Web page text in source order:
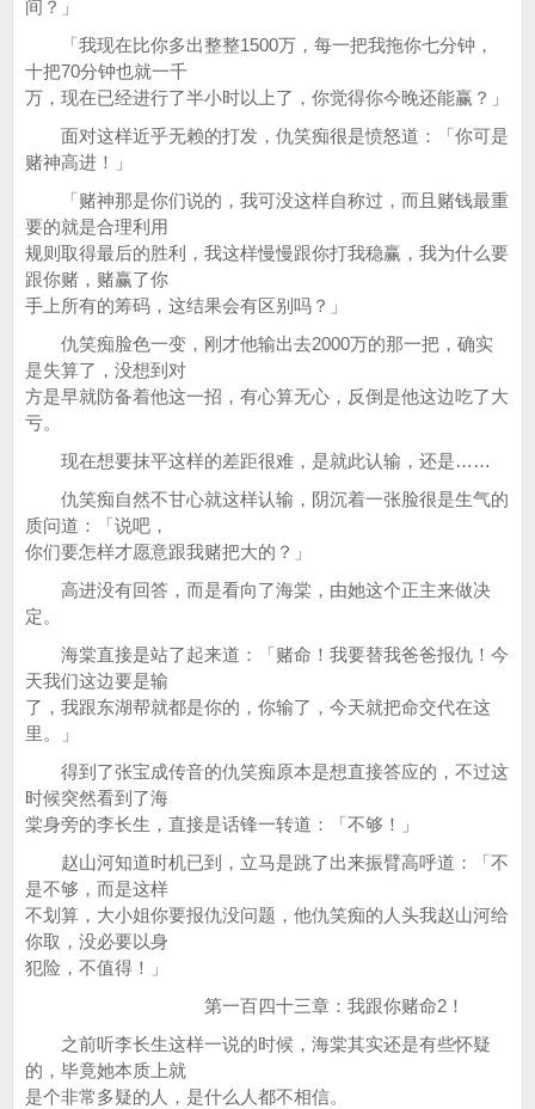
间？」
「我现在比你多出整整1500万，每一把我拖你七分钟，
十把70分钟也就一千
万，现在已经进行了半小时以上了，你觉得你今晚还能赢？」
面对这样近乎无赖的打发，仇笑痴很是愤怒道：「你可是
赌神高进！」
「赌神那是你们说的，我可没这样自称过，而且赌钱最重
要的就是合理利用
规则取得最后的胜利，我这样慢慢跟你打我稳赢，我为什么要
跟你赌，赌赢了你
手上所有的筹码，这结果会有区别吗？」
仇笑痴脸色一变，刚才他输出去2000万的那一把，确实
是失算了，没想到对
方是早就防备着他这一招，有心算无心，反倒是他这边吃了大
亏。
现在想要抹平这样的差距很难，是就此认输，还是……
仇笑痴自然不甘心就这样认输，阴沉着一张脸很是生气的
质问道：「说吧，
你们要怎样才愿意跟我赌把大的？」
高进没有回答，而是看向了海棠，由她这个正主来做决
定。
海棠直接是站了起来道：「赌命！我要替我爸爸报仇！今
天我们这边要是输
了，我跟东湖帮就都是你的，你输了，今天就把命交代在这
里。」
得到了张宝成传音的仇笑痴原本是想直接答应的，不过这
时候突然看到了海
棠身旁的李长生，直接是话锋一转道：「不够！」
赵山河知道时机已到，立马是跳了出来振臂高呼道：「不
是不够，而是这样
不划算，大小姐你要报仇没问题，他仇笑痴的人头我赵山河给
你取，没必要以身
犯险，不值得！」
第一百四十三章：我跟你赌命2！
之前听李长生这样一说的时候，海棠其实还是有些怀疑
的，毕竟她本质上就
是个非常多疑的人，是什么人都不相信。